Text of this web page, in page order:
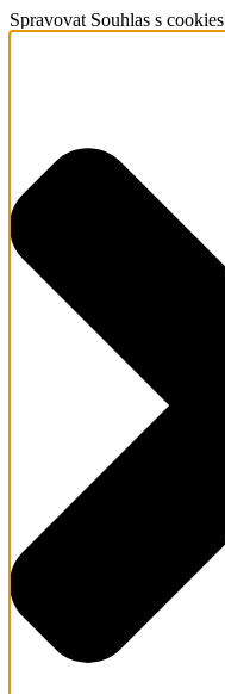
Spravovat Souhlas s cookies